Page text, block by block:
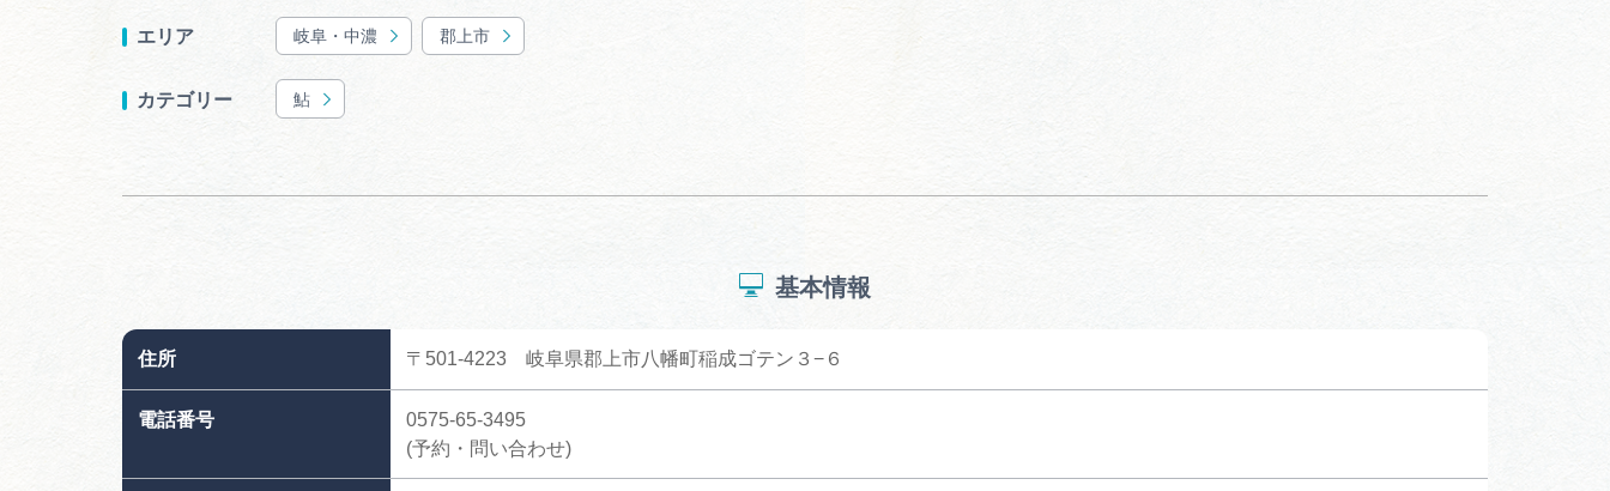
エリア 岐阜・中濃 郡上市
カテゴリー 鮎
基本情報
住所 〒501-4223 岐阜県郡上市八幡町稲成ゴテン３−６
電話番号
0575-65-3495
(予約・問い合わせ)